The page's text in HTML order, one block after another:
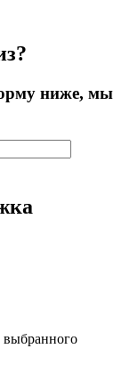
ниже, мы
выбранного